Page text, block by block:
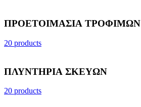
ΠΡΟΕΤΟΙΜΑΣΙΑ ΤΡΟΦΙΜΩΝ
20 products
ΠΛΥΝΤΗΡΙΑ ΣΚΕΥΩΝ
20 products